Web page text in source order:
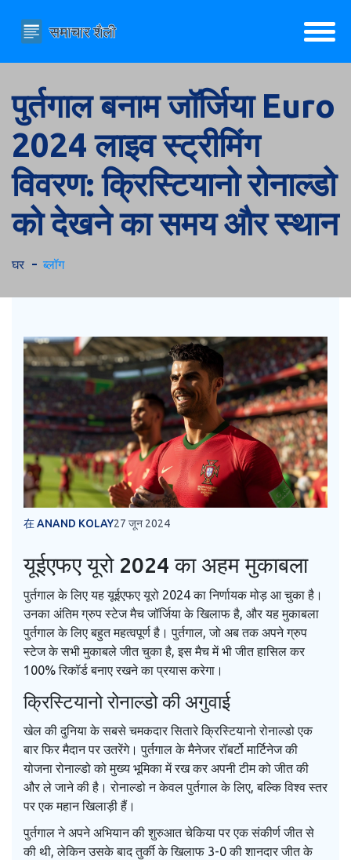
पुर्तगाल बनाम जॉर्जिया Euro
2024 लाइव स्ट्रीमिंग
विवरण: क्रिस्टियानो रोनाल्डो
को देखने का समय और स्थान
घर ब्लॉग
在 ANAND KOLAY27 जून 2024
यूईएफए यूरो 2024 का अहम मुकाबला
पुर्तगाल के लिए यह यूईएफए यूरो 2024 का निर्णायक मोड़ आ चुका है।
उनका अंतिम ग्रुप स्टेज मैच जॉर्जिया के खिलाफ है, और यह मुकाबला
पुर्तगाल के लिए बहुत महत्वपूर्ण है। पुर्तगाल, जो अब तक अपने ग्रुप
स्टेज के सभी मुकाबले जीत चुका है, इस मैच में भी जीत हासिल कर
100% रिकॉर्ड बनाए रखने का प्रयास करेगा।
क्रिस्टियानो रोनाल्डो की अगुवाई
खेल की दुनिया के सबसे चमकदार सितारे क्रिस्टियानो रोनाल्डो एक
बार फिर मैदान पर उतरेंगे। पुर्तगाल के मैनेजर रॉबर्टो मार्टिनेज की
योजना रोनाल्डो को मुख्य भूमिका में रख कर अपनी टीम को जीत की
और ले जाने की है। रोनाल्डो न केवल पुर्तगाल के लिए, बल्कि विश्व स्तर
पर एक महान खिलाड़ी हैं।
पुर्तगाल ने अपने अभियान की शुरुआत चेकिया पर एक संकीर्ण जीत से
की थी, लेकिन उसके बाद तुर्की के खिलाफ 3-0 की शानदार जीत के